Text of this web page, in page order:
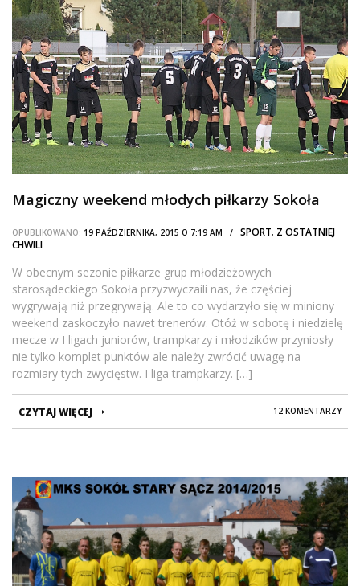
Magiczny weekend młodych piłkarzy Sokoła
OPUBLIKOWANO: 19 PAŹDZIERNIKA, 2015 O 7:19 AM / SPORT, Z OSTATNIEJ
CHWILI
W obecnym sezonie piłkarze grup młodzieżowych
starosądeckiego Sokoła przyzwyczaili nas, że częściej
wygrywają niż przegrywają. Ale to co wydarzyło się w miniony
weekend zaskoczyło nawet trenerów. Otóż w sobotę i niedzielę
mecze w I ligach juniorów, trampkarzy i młodzików przyniosły
nie tylko komplet punktów ale należy zwrócić uwagę na
rozmiary tych zwycięstw. I liga trampkarzy. […]
12 KOMENTARZY
CZYTAJ WIĘCEJ